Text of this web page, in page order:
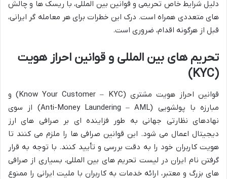
دلیل شرایط خاص تحریمی و قوانین بین المللی، با ریسک ها و چالش
های متعددی همراه است. درک این خطرات برای هر معامله گر ایرانی،
قبل از هرگونه اقدام، ضروری است.
تحریم های بین المللی و قوانین احراز هویت
(KYC)
قوانین احراز هویت مشتری (Know Your Customer – KYC) و
مبارزه با پولشویی (Anti-Money Laundering – AML) از سوی
نهادهای نظارتی جهانی به طور فزاینده ای بر صرافی های ارز
دیجیتال اعمال می شود. این قوانین صرافی ها را ملزم می کنند تا
هویت کاربران خود را به دقت بررسی و تأیید کنند. با توجه به قرار
گرفتن نام ایران در لیست تحریم های بین المللی، بسیاری از صرافی
های بزرگ و معتبر، ارائه خدمات به کاربران با ملیت ایرانی را ممنوع